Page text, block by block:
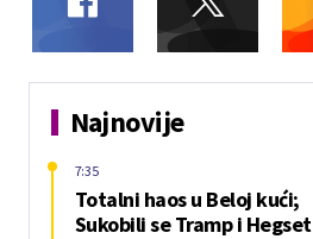
Najnovije
Totalni haos u Beloj kući;
Sukobili se Tramp i Hegset
7:35